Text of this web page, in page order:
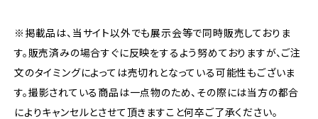
※掲載品は、当サイト以外でも展示会等で同時販売しておりま
す。販売済みの場合すぐに反映をするよう努めておりますが、ご注
文のタイミングによっては売切れとなっている可能性もございま
す。撮影されている商品は一点物のため、その際には当方の都合
によりキャンセルとさせて頂きますこと何卒ご了承ください。